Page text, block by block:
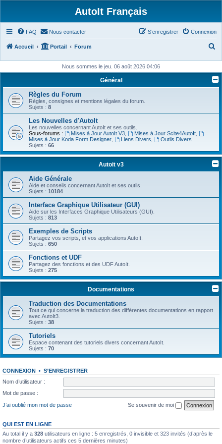
AutoIt Français
FAQ Nous contacter Connexion
S’enregistrer
Accueil Portail Forum
h
r
Nous sommes le jeu. 06 août 2026 04:06
Général
Règles du Forum
Règles, consignes et mentions légales du forum.
Sujets : 8
Les Nouvelles d'AutoIt
Les nouvelles concernant AutoIt et ses outils.
Sous-forums :
Mises à Jour AutoIt V3, Mises à Jour Scite4AutoIt,
Mises à Jour Koda Form Designer
Liens Divers
Outils Divers
Sujets : 66
Autoit v3
Aide Générale
Aide et conseils concernant AutoIt et ses outils.
Sujets : 10184
Interface Graphique Utilisateur (GUI)
Aide sur les Interfaces Graphique Utilisateurs (GUI).
Sujets : 813
Exemples de Scripts
Partagez vos scripts, et vos applications AutoIt.
Sujets : 650
Fonctions et UDF
Partagez des fonctions et des UDF AutoIt.
Sujets : 275
Documentations
Traduction des Documentations
Tout ce qui concerne la traduction des différentes documentations en rapport
avec AutoIt3.
Sujets : 38
Tutoriels
Espace contenant des tutoriels divers concernant AutoIt.
Sujets : 70
CONNEXION • S’ENREGISTRER
Nom d’utilisateur :
Mot de passe :
J’ai oublié mon mot de passe
Se souvenir de moi
QUI EST EN LIGNE
Au total il y a 328 utilisateurs en ligne : 5 enregistrés, 0 invisible et 323 invités (d’après le
nombre d’utilisateurs actifs ces 5 dernières minutes)